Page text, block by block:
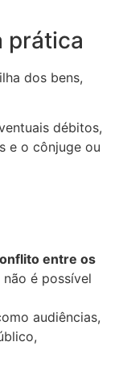
prática
dos bens,
débitos,
e o cônjuge ou
entre os
é possível
audiências,